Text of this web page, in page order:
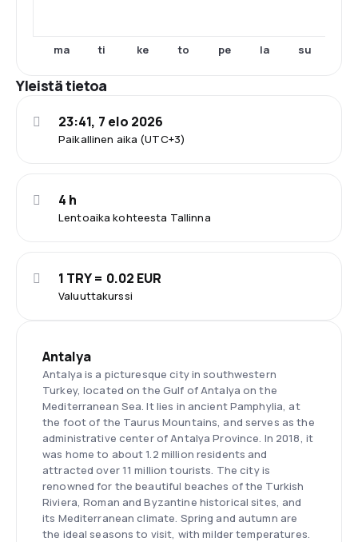
ma ti ke to pe la su
Yleistä tietoa
Paikallinen aika (UTC+3)
23:41, 7 elo 2026
Lentoaika kohteesta Tallinna
4 h
Valuuttakurssi
1 TRY = 0.02 EUR
Antalya
Antalya is a picturesque city in southwestern
Turkey, located on the Gulf of Antalya on the
Mediterranean Sea. It lies in ancient Pamphylia, at
the foot of the Taurus Mountains, and serves as the
administrative center of Antalya Province. In 2018, it
was home to about 1.2 million residents and
attracted over 11 million tourists. The city is
renowned for the beautiful beaches of the Turkish
Riviera, Roman and Byzantine historical sites, and
its Mediterranean climate. Spring and autumn are
the ideal seasons to visit, with milder temperatures.